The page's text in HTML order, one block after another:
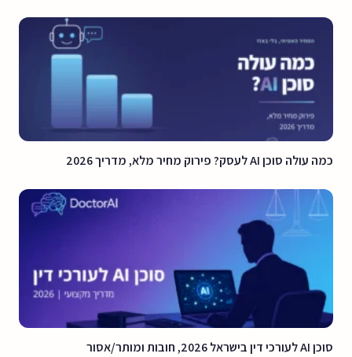
כמה עולה סוכן AI לעסק? פירוק מחיר מלא, מדריך 2026
סוכן AI לעורכי דין בישראל 2026, חובות ומותר/אסור